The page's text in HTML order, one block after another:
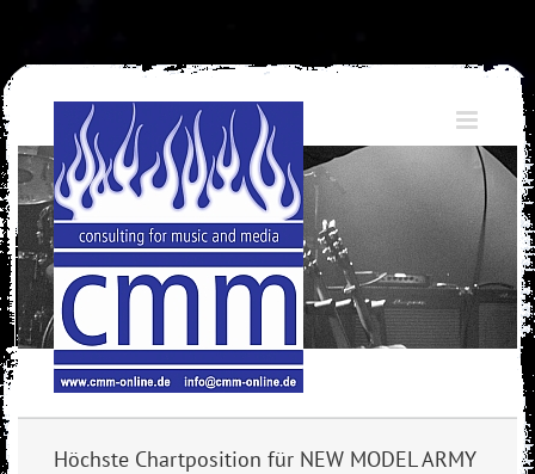
content
Höchste Chartposition für NEW MODEL ARMY